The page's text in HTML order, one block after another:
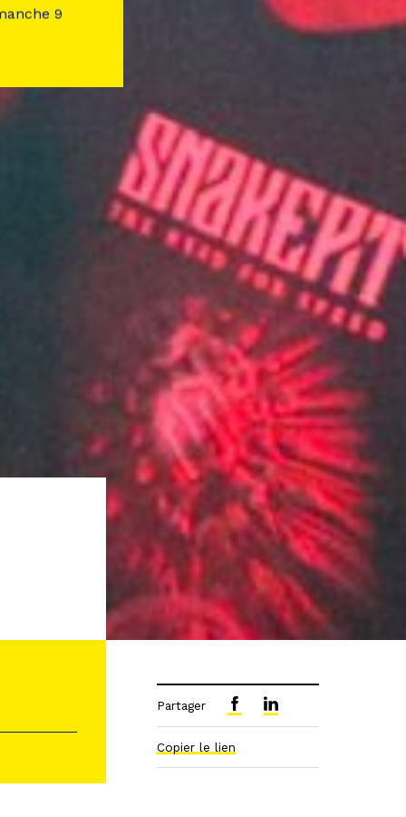
Partager
Copier le lien
9